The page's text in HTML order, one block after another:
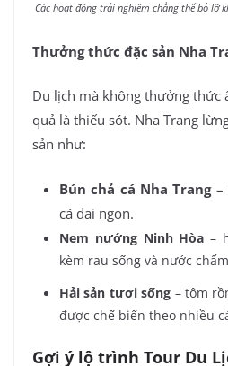
Các hoạt động trải nghiệm chẳng thể bỏ lỡ
Thưởng thức đặc sản Nha
Du lịch mà không thưởng thức
quả là thiếu sót. Nha Trang
sản như:
Bún chả cá Nha Trang –
cá dai ngon.
Nem nướng Ninh Hòa –
kèm rau sống và nước
Hải sản tươi sống – tôm
được chế biến theo nhiều
Gợi ý lộ trình Tour Du